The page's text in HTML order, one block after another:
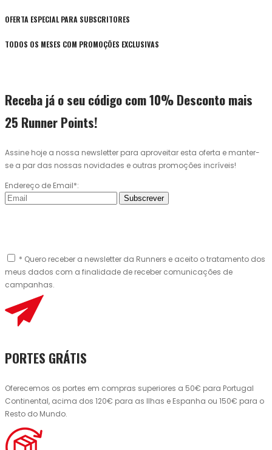
OFERTA ESPECIAL PARA SUBSCRITORES
TODOS OS MESES COM PROMOÇÕES EXCLUSIVAS
Receba já o seu código com 10% Desconto mais
25 Runner Points!
Assine hoje a nossa newsletter para aproveitar esta oferta e manter-
se a par das nossas novidades e outras promoções incríveis!
Endereço de Email*:
Subscrever
* Quero receber a newsletter da Runners e aceito o tratamento dos
meus dados com a finalidade de receber comunicações de
campanhas.
PORTES GRÁTIS
Oferecemos os portes em compras superiores a 50€ para Portugal
Continental, acima dos 120€ para as Ilhas e Espanha ou 150€ para o
Resto do Mundo.